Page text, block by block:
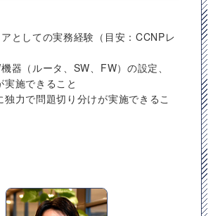
アとしての実務経験（目安：CCNPレ
器（ルータ、SW、FW）の設定、
施できること
独力で問題切り分けが実施できるこ